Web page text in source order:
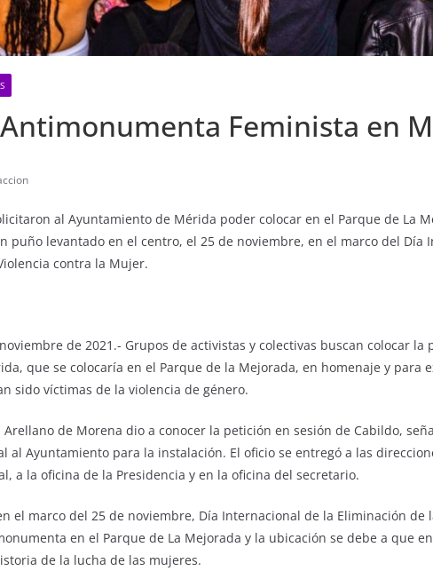
Feminista en
al Ayuntamiento de Mérida poder colocar en el Parque de La
puño levantado en el centro, el 25 de noviembre, en el marco del Día
contra la Mujer.
de 2021.- Grupos de activistas y colectivas buscan colocar la
que se colocaría en el Parque de la Mejorada, en homenaje y para
sido víctimas de la violencia de género.
Arellano de Morena dio a conocer la petición en sesión de Cabildo,
al Ayuntamiento para la instalación. El oficio se entregó a las
a la oficina de la Presidencia y en la oficina del secretario.
el marco del 25 de noviembre, Día Internacional de la Eliminación de
en el Parque de La Mejorada y la ubicación se debe a que
de la lucha de las mujeres.